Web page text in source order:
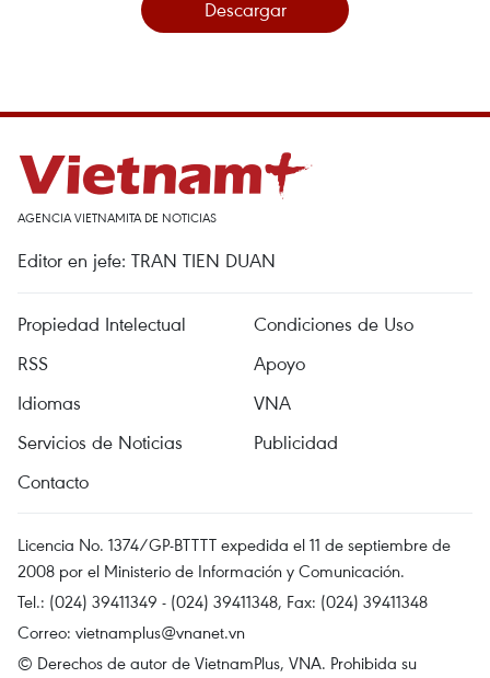
Descargar
AGENCIA VIETNAMITA DE NOTICIAS
Editor en jefe: TRAN TIEN DUAN
Propiedad Intelectual
Condiciones de Uso
RSS
Apoyo
Idiomas
VNA
Servicios de Noticias
Publicidad
Contacto
Licencia No. 1374/GP-BTTTT expedida el 11 de septiembre de
2008 por el Ministerio de Información y Comunicación.
Tel.: (024) 39411349 - (024) 39411348, Fax: (024) 39411348
Correo: vietnamplus@vnanet.vn
© Derechos de autor de VietnamPlus, VNA. Prohibida su